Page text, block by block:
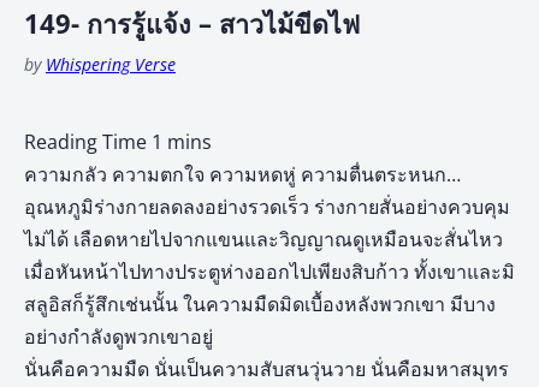
149- การรู้แจ้ง – สาวไม้ขีดไฟ
by Whispering Verse
ความกลัว ความตกใจ ความหดหู่ ความตื่นตระหนก…
อุณหภูมิร่างกายลดลงอย่างรวดเร็ว ร่างกายสั่นอย่างควบคุม
ไม่ได้ เลือดหายไปจากแขนและวิญญาณดูเหมือนจะสั่นไหว
เมื่อหันหน้าไปทางประตูห่างออกไปเพียงสิบก้าว ทั้งเขาและมิ
สลูอิสก็รู้สึกเช่นนั้น ในความมืดมิดเบื้องหลังพวกเขา มีบาง
อย่างกำลังดูพวกเขาอยู่
นั่นคือความมืด นั่นเป็นความสับสนวุ่นวาย นั่นคือมหาสมุทร